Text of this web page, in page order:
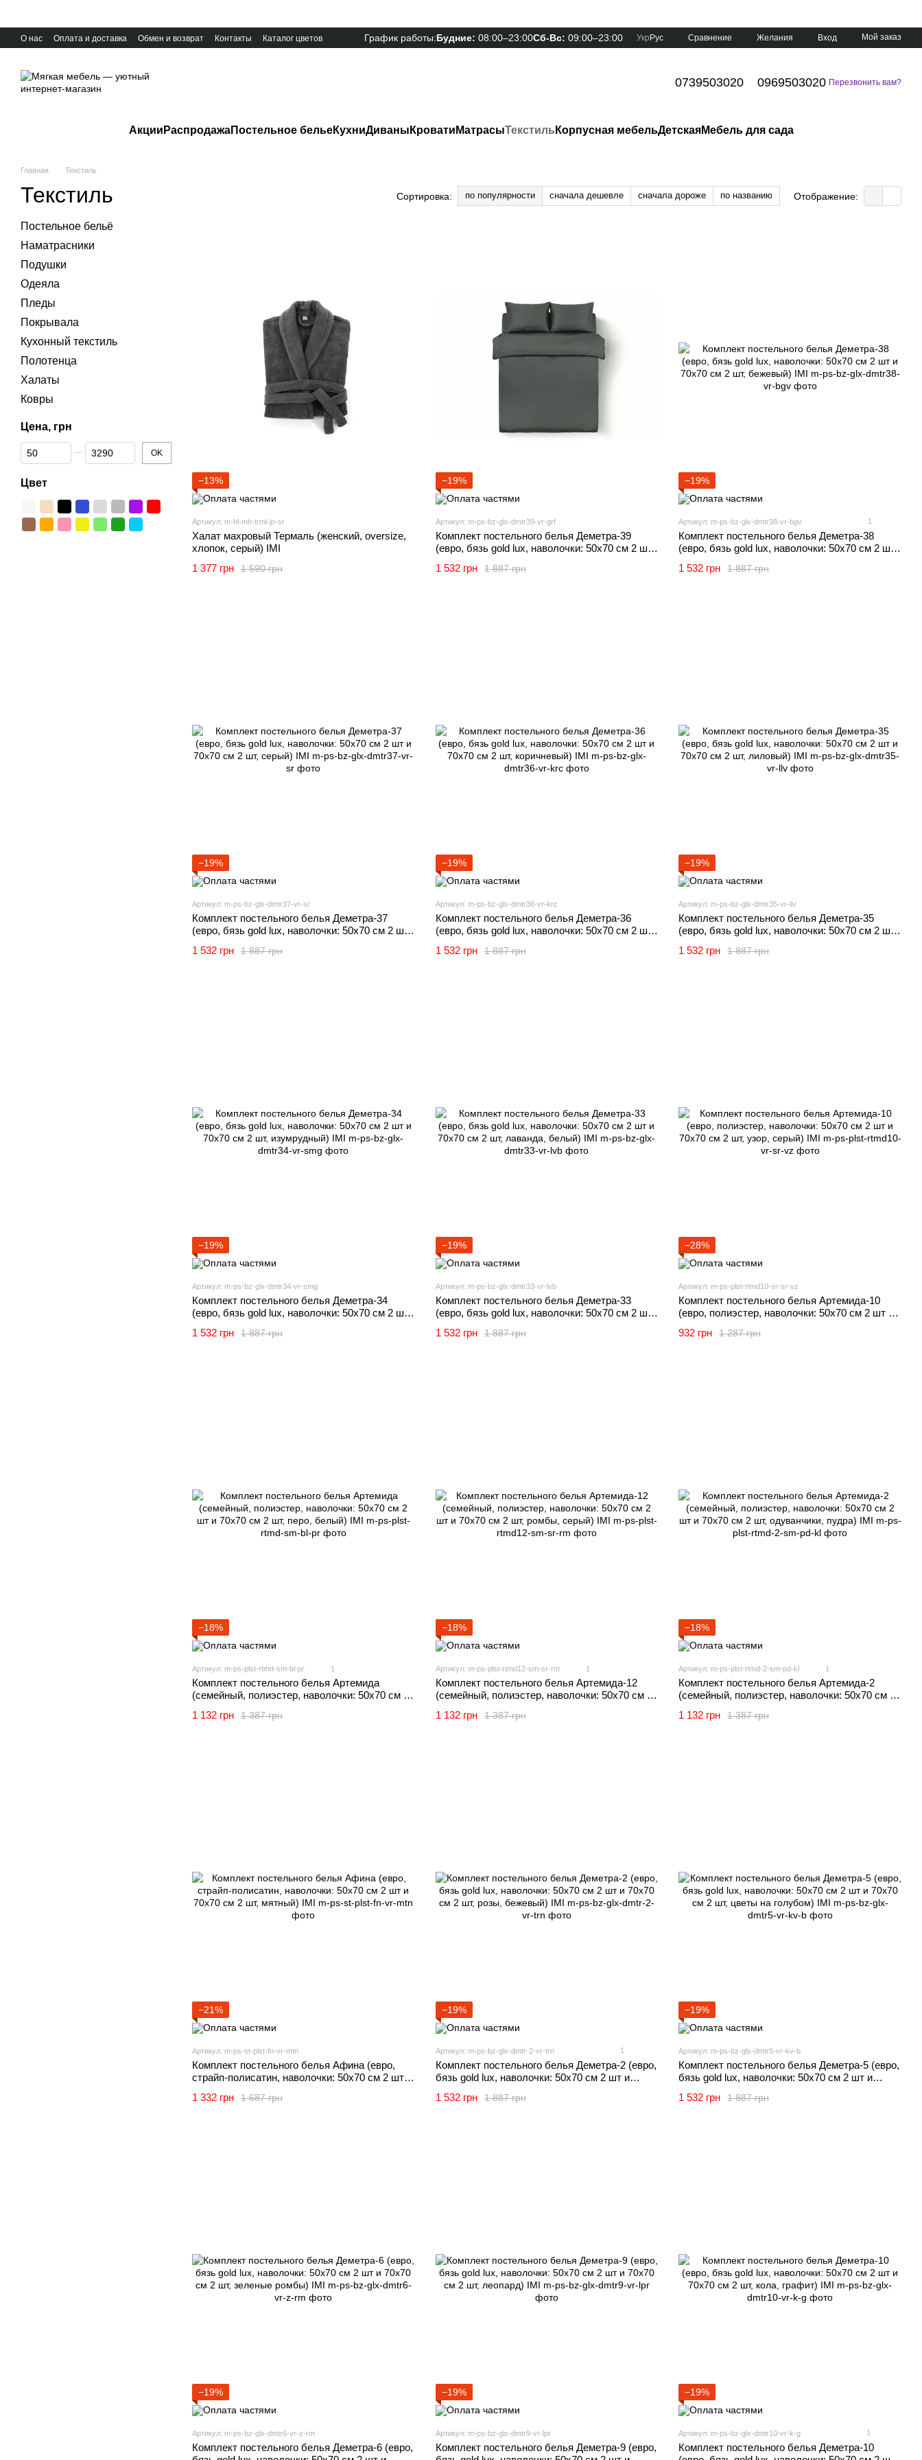
О нас Оплата и доставка Обмен и возврат Контакты Каталог цветов График работы:Будние: 08:00–23:00Сб-Вс: 09:00–23:00 Укр Рус Сравнение Желания Вход Мой заказ
0739503020 0969503020 Перезвонить вам?
Акции РаспродажаПостельное бельеКухниДиваны Кровати МатрасыТекстиль Корпусная мебельДетскаяМебель для сада
Главная Текстиль
Текстиль Сортировка: по популярности сначала дешевле сначала дороже по названию Отображение:
−13%
Артикул: m-hl-mh-trml-jn-sr
Халат махровый Термаль (женский, oversize,
хлопок, серый) IMI
1 590 грн
1 377 грн
−19%
Артикул: m-ps-bz-glx-dmtr39-vr-grf
Комплект постельного белья Деметра-39
(евро, бязь gold lux, наволочки: 50х70 см 2 шт
1 887 грн
1 532 грн
−19%
Артикул: m-ps-bz-glx-dmtr38-vr-bgv 1
Комплект постельного белья Деметра-38
(евро, бязь gold lux, наволочки: 50х70 см 2 шт
1 887 грн
1 532 грн
−19%
Артикул: m-ps-bz-glx-dmtr37-vr-sr
Комплект постельного белья Деметра-37
(евро, бязь gold lux, наволочки: 50х70 см 2 шт
1 887 грн
1 532 грн
−19%
Артикул: m-ps-bz-glx-dmtr36-vr-krc
Комплект постельного белья Деметра-36
(евро, бязь gold lux, наволочки: 50х70 см 2 шт
1 887 грн
1 532 грн
−19%
Артикул: m-ps-bz-glx-dmtr35-vr-llv
Комплект постельного белья Деметра-35
(евро, бязь gold lux, наволочки: 50х70 см 2 шт
1 887 грн
1 532 грн
−19%
Артикул: m-ps-bz-glx-dmtr34-vr-smg
Комплект постельного белья Деметра-34
(евро, бязь gold lux, наволочки: 50х70 см 2 шт
1 887 грн
1 532 грн
−19%
Артикул: m-ps-bz-glx-dmtr33-vr-lvb
Комплект постельного белья Деметра-33
(евро, бязь gold lux, наволочки: 50х70 см 2 шт
1 887 грн
1 532 грн
−28%
Артикул: m-ps-plst-rtmd10-vr-sr-vz
Комплект постельного белья Артемида-10
(евро, полиэстер, наволочки: 50х70 см 2 шт и
1 287 грн
932 грн
−18%
Артикул: m-ps-plst-rtmd-sm-bl-pr 1
Комплект постельного белья Артемида
(семейный, полиэстер, наволочки: 50х70 см 2
1 387 грн
1 132 грн
−18%
Артикул: m-ps-plst-rtmd12-sm-sr-rm 1
Комплект постельного белья Артемида-12
(семейный, полиэстер, наволочки: 50х70 см 2
1 387 грн
1 132 грн
−18%
Артикул: m-ps-plst-rtmd-2-sm-pd-kl 1
Комплект постельного белья Артемида-2
(семейный, полиэстер, наволочки: 50х70 см 2
1 387 грн
1 132 грн
−21%
Артикул: m-ps-st-plst-fn-vr-mtn
Комплект постельного белья Афина (евро,
страйп-полисатин, наволочки: 50х70 см 2 шт и
1 687 грн
1 332 грн
−19%
Артикул: m-ps-bz-glx-dmtr-2-vr-trn 1
Комплект постельного белья Деметра-2 (евро,
бязь gold lux, наволочки: 50х70 см 2 шт и
1 887 грн
1 532 грн
−19%
Артикул: m-ps-bz-glx-dmtr5-vr-kv-b
Комплект постельного белья Деметра-5 (евро,
бязь gold lux, наволочки: 50х70 см 2 шт и
1 887 грн
1 532 грн
−19%
Артикул: m-ps-bz-glx-dmtr6-vr-z-rm
Комплект постельного белья Деметра-6 (евро,
−19%
Артикул: m-ps-bz-glx-dmtr9-vr-lpr
Комплект постельного белья Деметра-9 (евро,
−19%
Артикул: m-ps-bz-glx-dmtr10-vr-k-g 1
Комплект постельного белья Деметра-10
Постельное бельё
Наматрасники
Подушки
Одеяла
Пледы
Покрывала
Кухонный текстиль
Полотенца
Халаты
Ковры
Цена, грн
От Цена, грн
До Цена, грн OK
Цвет